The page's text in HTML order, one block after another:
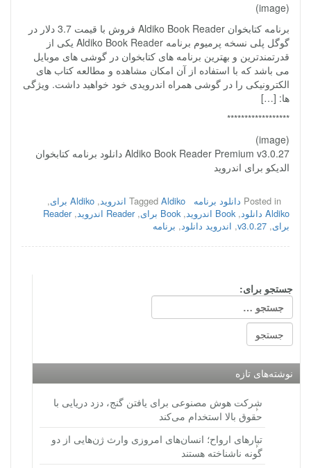
(image)
برنامه کتابخوان Aldiko Book Reader فروش با قیمت 3.7 دلار در
گوگل پلی نسخه پرمیوم برنامه Aldiko Book Reader یکی از
قدرتمندترین و بهترین برنامه های کتابخوان در گوشی های موبایل
می باشد که با استفاده از آن امکان مشاهده و مطالعه کتاب های
الکترونیکی را در گوشی همراه اندرویدی خود خواهید داشت. ویژگی
ها: […]
******************
(image)
Aldiko Book Reader Premium v3.0.27 دانلود برنامه کتابخوان
الدیکو برای اندروید
Posted in دانلود برنامه Tagged Aldiko اندروید , Aldiko برای
,
Aldiko دانلود
,Book اندروید ,Book برای ,Reader اندروید ,
Reader
برای,
v3.0.27
, اندروید دانلود, برنامه
جستجو برای:
نوشته‌های تازه
شرکت هوش مصنوعی برای یافتن گنج، دزد دریایی با
حقوق بالا استخدام می‌کند
تبارهای ارواح؛ انسان‌های امروزی وارث ژن‌هایی از دو
گونه ناشناخته هستند